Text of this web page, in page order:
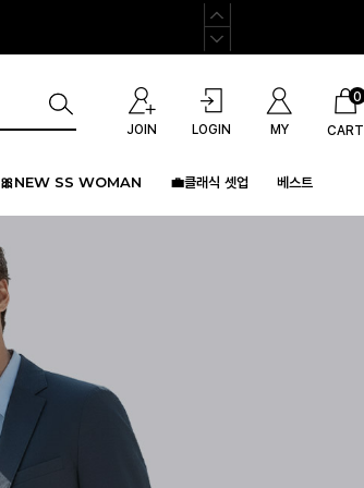
JOIN LOGIN MY CART
0
🎀NEW SS WOMAN 💼클래식 셋업 베스트